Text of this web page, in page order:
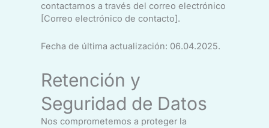
contactarnos a través del correo electrónico
[Correo electrónico de contacto].
Fecha de última actualización: 06.04.2025.
Retención y
Seguridad de Datos
Nos comprometemos a proteger la